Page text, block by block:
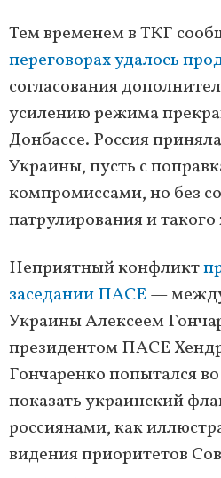
Тем временем в ТКГ
переговорах удалось
согласования
усилению режима
Донбассе. Россия
Украины, пусть с
компромиссами, но без
патрулирования и
Неприятный конфликт
заседании ПАСЕ—
Украины Алексеем
президентом ПАСЕ
Гончаренко попытался
показать украинский
россиянами, как
видения приоритетов